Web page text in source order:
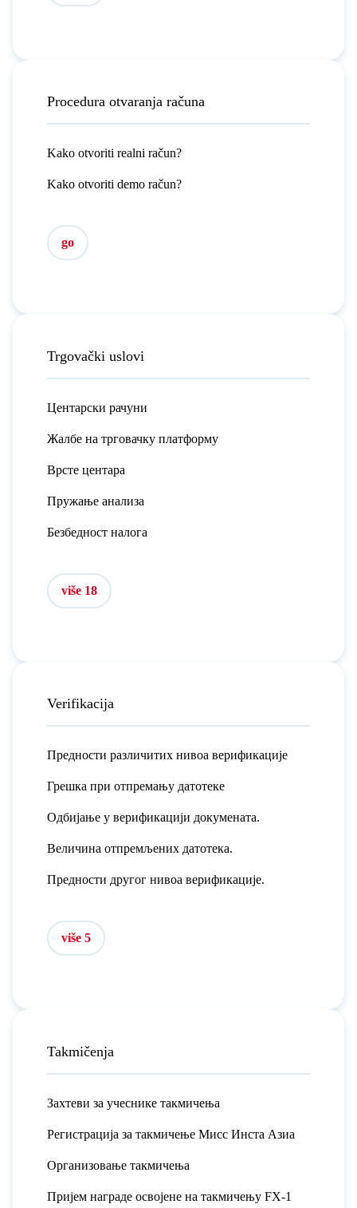
Procedura otvaranja računa
Kako otvoriti realni račun?
Kako otvoriti demo račun?
go
Trgovački uslovi
Центарски рачуни
Жалбе на трговачку платформу
Врсте центара
Пружање анализа
Безбедност налога
više 18
Verifikacija
Предности различитих нивоа верификације
Грешка при отпремању датотеке
Одбијање у верификацији докумената.
Величина отпремљених датотека.
Предности другог нивоа верификације.
više 5
Takmičenja
Захтеви за учеснике такмичења
Регистрација за такмичење Мисс Инста Азиа
Организовање такмичења
Пријем награде освојене на такмичењу FX-1